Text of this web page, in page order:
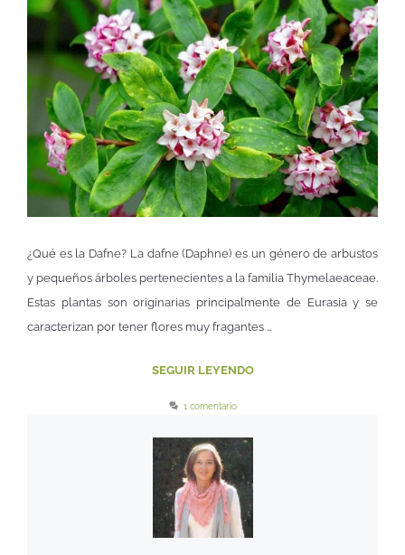
¿Qué es la Dafne? La dafne (Daphne) es un género de arbustos
y pequeños árboles pertenecientes a la familia Thymelaeaceae.
Estas plantas son originarias principalmente de Eurasia y se
caracterizan por tener flores muy fragantes …
SEGUIR LEYENDO
1 comentario